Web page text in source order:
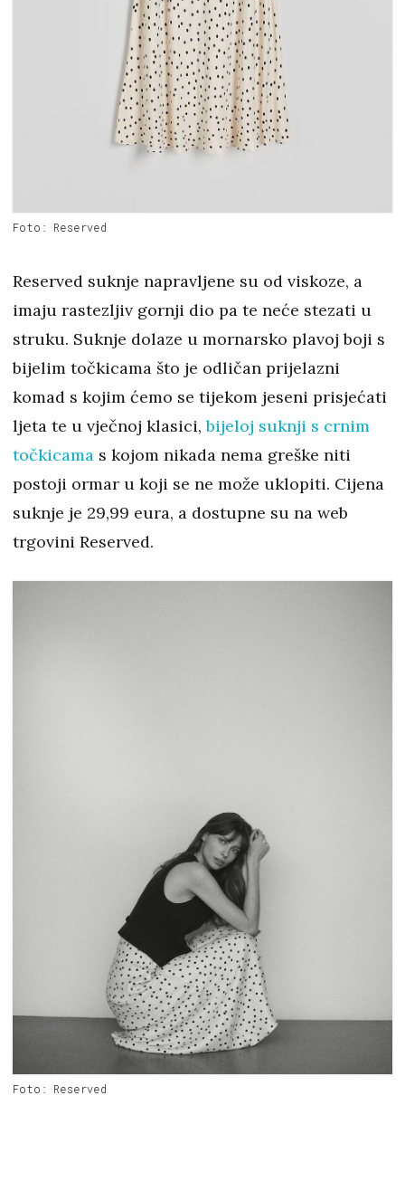
Foto: Reserved
Reserved suknje napravljene su od viskoze, a
imaju rastezljiv gornji dio pa te neće stezati u
struku. Suknje dolaze u mornarsko plavoj boji s
bijelim točkicama što je odličan prijelazni
komad s kojim ćemo se tijekom jeseni prisjećati
ljeta te u vječnoj klasici,bijeloj suknji s crnim
točkicama s kojom nikada nema greške niti
postoji ormar u koji se ne može uklopiti. Cijena
suknje je 29,99 eura, a dostupne su na web
trgovini Reserved.
Foto: Reserved